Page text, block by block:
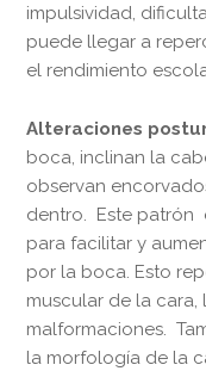
impulsividad,
puede llegar a
el rendimiento
Alteraciones
boca, inclinan la
observan
dentro. Este patrón
para facilitar y
por la boca. Esto
muscular de la
malformaciones.
la morfología de la